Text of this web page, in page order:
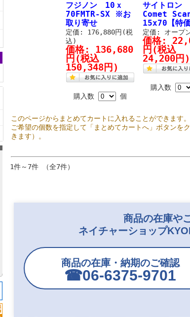
フジノン 10ｘ
70FMTR-SX ※お
取り寄せ
定価: 176,880円(税
込)
価格: 136,680
円 (税込
150,348円)
購入数 個
サイトロン
Comet
15x70【特価
定価: オープ
価格:
円 (税込
24,200円)
購入数
このページからまとめてカートに入れることができます。
ご希望の個数を指定して「まとめてカートへ」ボタン
きます）。
1件～7件 （全7件）
商品の在庫や
ネイチャーショップ
商品の在庫・納期のご確認
☎︎06-6375-9701